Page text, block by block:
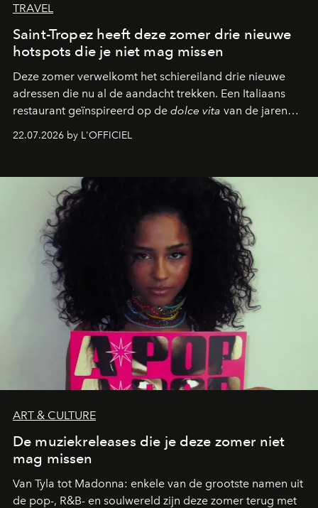
TRAVEL
Saint-Tropez heeft deze zomer drie nieuwe
hotspots die je niet mag missen
Deze zomer verwelkomt het schiereiland drie nieuwe
adressen die nu al de aandacht trekken. Een Italiaans
restaurant geïnspireerd op de dolce vita van de jaren
zestig, een Japanse hotspot die na zonsondergang
verandert in een bruisende ontmoetingsplek en de
neerstrijkt in Saint-Tropez. Dit zijn de nieuwe adressen
die deze zomer de toon zetten, van lange lunches tot
zwoele nachten.
22.07.2026 by L'OFFICIEL
ART & CULTURE
De muziekreleases die je deze zomer niet
mag missen
Van Tyla tot Madonna: enkele van de grootste namen uit
de pop-, R&B- en soulwereld zijn deze zomer terug met